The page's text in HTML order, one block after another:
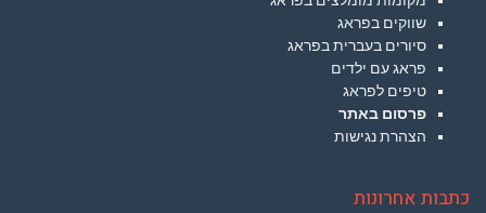
שווקים בפראג
סיורים בעברית בפראג
פראג עם ילדים
טיפים לפראג
פרסום באתר
הצהרת נגישות
כתבות אחרונות